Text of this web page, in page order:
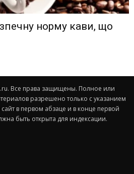
норму кави, що
Все права защищены. Полное или
разрешено только с указанием
в первом абзаце и в конце первой
быть открыта для индексации.